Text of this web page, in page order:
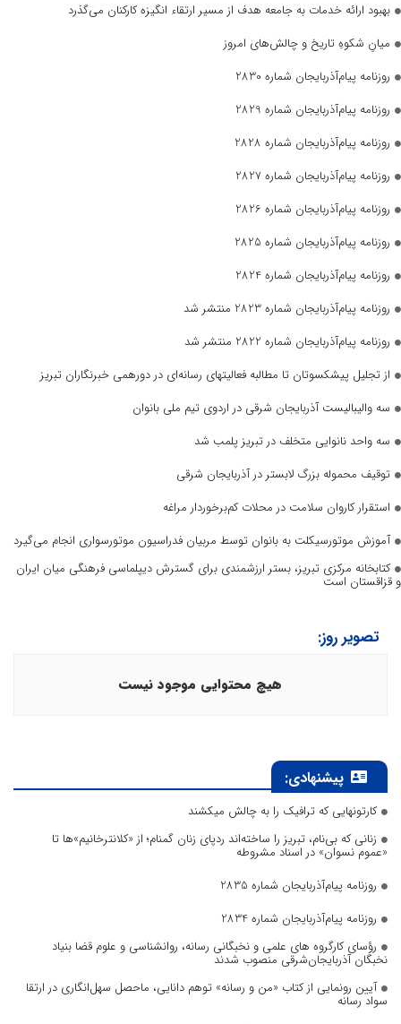
بهبود ارائه خدمات به جامعه هدف از مسیر ارتقاء انگیزه کارکنان می‌گذرد
میانِ شکوهِ تاریخ و چالش‌های امروز
روزنامه پیام‌آذربایجان شماره 2830
روزنامه پیام‌آذربایجان شماره 2829
روزنامه پیام‌آذربایجان شماره 2828
روزنامه پیام‌آذربایجان شماره 2827
روزنامه پیام‌آذربایجان شماره 2826
روزنامه پیام‌آذربایجان شماره 2825
روزنامه پیام‌آذربایجان شماره 2824
روزنامه پیام‌آذربایجان شماره 2823 منتشر شد
روزنامه پیام‌آذربایجان شماره 2822 منتشر شد
از تجلیل پیشکسوتان تا مطالبه فعالیتهای رسانه‌ای در دورهمی خبرنگاران تبریز
سه والیبالیست آذربایجان‌ شرقی در اردوی تیم ملی بانوان
سه واحد نانوایی متخلف در تبریز پلمب شد
توقیف محموله بزرگ لابستر در آذربایجان شرقی
استقرار کاروان سلامت در محلات کم‌برخوردار مراغه
آموزش موتورسیکلت به بانوان توسط مربیان فدراسیون موتورسواری انجام می‌گیرد
کتابخانه مرکزی تبریز، بستر ارزشمندی برای گسترش دیپلماسی فرهنگی میان ایران
و قزاقستان است
تصویر روز:
هیچ محتوایی موجود نیست
پیشنهادی:
کارتونهایی که ترافیک را به چالش میکشند
زنانی که بی‌نام، تبریز را ساخته‌اند ردپای زنان گمنام؛ از «کلانترخانیم»ها تا
«عموم نسوان» در اسناد مشروطه
روزنامه پیام‌آذربایجان شماره 2835
روزنامه پیام‌آذربایجان شماره 2834
رؤسای کارگروه های علمی و نخبگانی رسانه، روانشناسی و علوم قضا بنیاد
نخبگان آذربایجان‌شرقی منصوب شدند
آیین رونمایی از کتاب «من و رسانه» توهم دانایی، ماحصل سهل‌انگاری در ارتقا
سواد رسانه